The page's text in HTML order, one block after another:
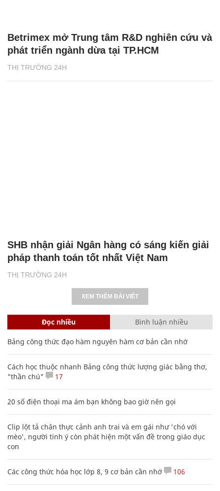
THỊ TRƯỜNG 24H
Betrimex mở Trung tâm R&D nghiên cứu và
phát triển ngành dừa tại TP.HCM
THỊ TRƯỜNG 24H
SHB nhận giải Ngân hàng có sáng kiến giải
pháp thanh toán tốt nhất Việt Nam
XEM THÊM BÀI VIẾT
Đọc nhiều Bình luận nhiều
Bảng công thức đạo hàm nguyên hàm cơ bản cần nhớ
Cách học thuộc nhanh Bảng công thức lượng giác bằng thơ,
"thần chú"
17
20 số điện thoại ma ám bạn không bao giờ nên gọi
Clip lột tả chân thực cảnh anh trai và em gái như 'chó với
mèo', người tinh ý còn phát hiện một vấn đề trong giáo dục
con
Các công thức hóa học lớp 8, 9 cơ bản cần nhớ 106